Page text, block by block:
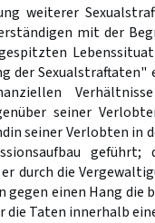
weiterer
mit der
der
seiner
seiner Verlobten in
durch die
gegen einen Hang
die Taten innerhalb